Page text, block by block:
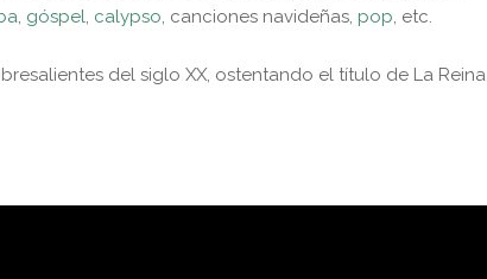
, góspel, calypso, canciones navideñas, pop, etc.
del siglo XX, ostentando el título de La Reina